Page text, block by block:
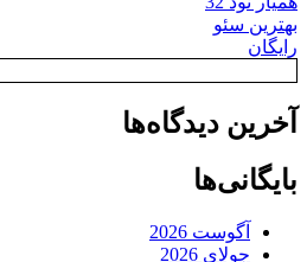
بهترین سئو
رایگان
آخرین دیدگاه‌ها
بایگانی‌ها
آگوست 2026
جولای 2026